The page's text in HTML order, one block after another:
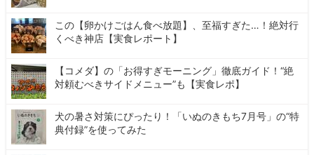
この【卵かけごはん食べ放題】、至福すぎた…！絶対行
くべき神店【実食レポート】
【コメダ】の「お得すぎモーニング」徹底ガイド！“絶
対頼むべきサイドメニュー”も【実食レポ】
犬の暑さ対策にぴったり！「いぬのきもち7月号」の“特
典付録”を使ってみた